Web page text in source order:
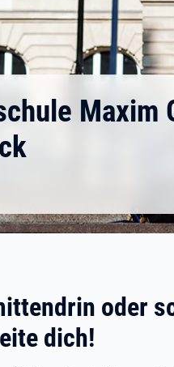
Maxim
oder
dich!